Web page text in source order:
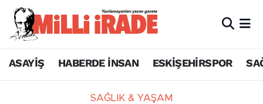
ASAYİŞ HABERDE İNSAN ESKİŞEHİRSPOR
SAĞLIK & YAŞAM